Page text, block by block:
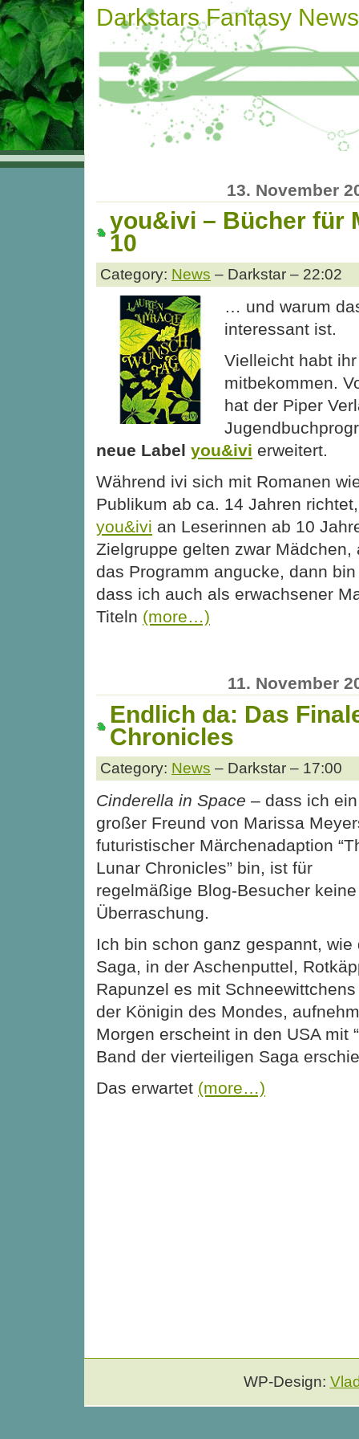
Darkstars Fantasy News
13. November
you&ivi – Bücher für
10
Category: News – Darkstar – 22:02
… und warum
interessant ist.
Vielleicht habt
mitbekommen.
hat der Piper
neue Label you&ivi erweitert.
Während ivi sich mit Romanen
Publikum ab ca. 14 Jahren
you&ivi an Leserinnen ab 10
Zielgruppe gelten zwar Mädchen,
das Programm angucke, dann
dass ich auch als erwachsener
Titeln (more…)
11. November
Endlich da: Das
Chronicles
Category: News – Darkstar – 17:00
Cinderella in Space – dass ich ein
großer Freund von Marissa
futuristischer Märchenadaption
Lunar Chronicles” bin, ist für
regelmäßige Blog-Besucher keine
Überraschung.
Ich bin schon ganz gespannt, wie
Saga, in der Aschenputtel,
Rapunzel es mit
der Königin des Mondes,
Morgen erscheint in den USA mit “
Band der vierteiligen Saga
Das erwartet (more…)
WP-Design: